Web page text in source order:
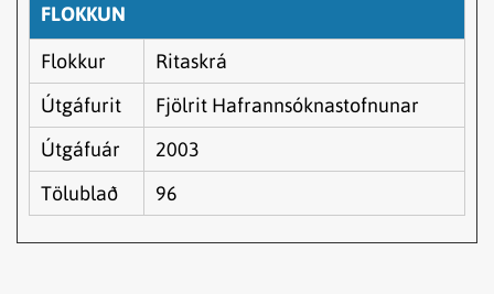
FLOKKUN
Flokkur
Ritaskrá
Útgáfurit
Fjölrit Hafrannsóknastofnunar
Útgáfuár
2003
Tölublað
96